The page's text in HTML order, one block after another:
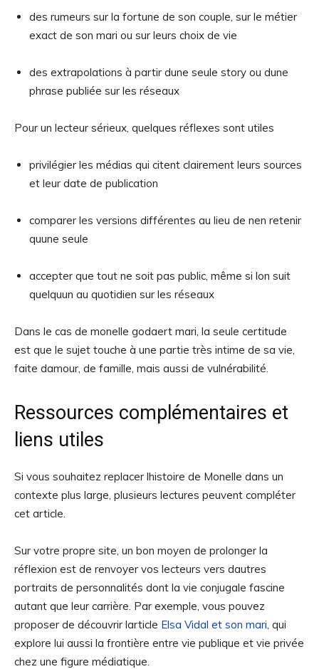
des rumeurs sur la fortune de son couple, sur le métier
exact de son mari ou sur leurs choix de vie
des extrapolations à partir dune seule story ou dune
phrase publiée sur les réseaux
Pour un lecteur sérieux, quelques réflexes sont utiles
privilégier les médias qui citent clairement leurs sources
et leur date de publication
comparer les versions différentes au lieu de nen retenir
quune seule
accepter que tout ne soit pas public, même si lon suit
quelquun au quotidien sur les réseaux
Dans le cas de monelle godaert mari, la seule certitude
est que le sujet touche à une partie très intime de sa vie,
faite damour, de famille, mais aussi de vulnérabilité.
Ressources complémentaires et
liens utiles
Si vous souhaitez replacer lhistoire de Monelle dans un
contexte plus large, plusieurs lectures peuvent compléter
cet article.
Sur votre propre site, un bon moyen de prolonger la
réflexion est de renvoyer vos lecteurs vers dautres
portraits de personnalités dont la vie conjugale fascine
autant que leur carrière. Par exemple, vous pouvez
proposer de découvrir larticle Elsa Vidal et son mari, qui
explore lui aussi la frontière entre vie publique et vie privée
chez une figure médiatique.